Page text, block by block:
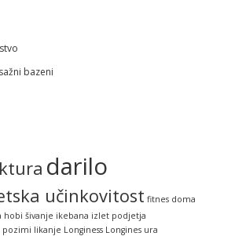
bazeni
darilo
učinkovitost fitnes doma
hobi šivanje ikebana izlet podjetja
pozimi likanje Longiness Longines ura